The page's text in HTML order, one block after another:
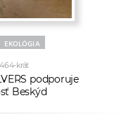
EKOLÓGIA
krát
podporuje
Beskýd